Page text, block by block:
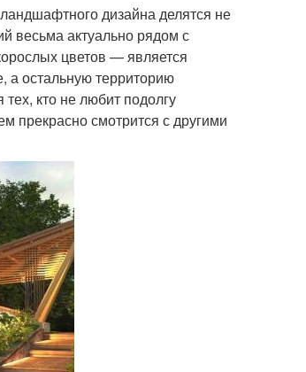
дизайна делятся не
весьма актуально рядом с
цветов — является
а остальную территорию
кто не любит подолгу
прекрасно смотрится с другими